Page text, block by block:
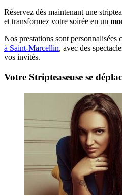
Réservez dès maintenant une
et transformez votre soirée en un
Nos prestations sont personnalisées
à Saint-Marcellin, avec des
vos invités.
Votre Stripteaseuse se